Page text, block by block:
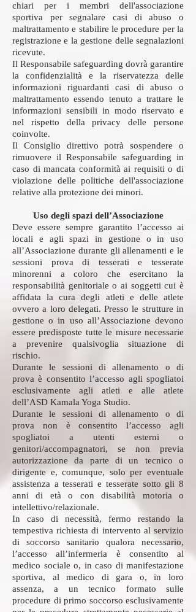
chiari per i membri dell'associazione
sportiva per segnalare casi di abuso o
maltrattamento e stabilire le procedure per la
registrazione e la gestione delle segnalazioni
ricevute.
Il Responsabile safeguarding dovrà garantire
la confidenzialità e la riservatezza delle
informazioni riguardanti casi di abuso o
maltrattamento essendo tenuto a trattare le
informazioni sensibili in modo riservato e
nel rispetto della privacy delle persone
coinvolte.
Il Consiglio direttivo potrà sospendere o
rimuovere il Responsabile safeguarding in
caso di mancata conformità ai requisiti o di
violazione delle politiche dell'associazione
relative alla protezione dei minori.
Uso degli spazi dell’Associazione
Deve essere sempre garantito l’accesso ai
locali e agli spazi in gestione o in uso
all’Associazione durante gli allenamenti e le
sessioni prova di tesserati e tesserate
minorenni a coloro che esercitano la
responsabilità genitoriale o ai soggetti cui è
affidata la cura degli atleti e delle atlete
ovvero a loro delegati. Presso le strutture in
gestione o in uso all’Associazione devono
essere predisposte tutte le misure necessarie
a prevenire qualsivoglia situazione di
rischio.
Durante le sessioni di allenamento o di
prova è consentito l’accesso agli spogliatoi
esclusivamente agli atleti e alle atlete
dell’ASD Kamala Yoga Studio.
Durante le sessioni di allenamento o di
prova non è consentito l’accesso agli
spogliatoi a utenti esterni o
genitori/accompagnatori, se non previa
autorizzazione da parte di un tecnico o
dirigente e, comunque, solo per eventuale
assistenza a tesserati e tesserate sotto gli 8
anni di età o con disabilità motoria o
intellettivo/relazionale.
In caso di necessità, fermo restando la
tempestiva richiesta di intervento al servizio
di soccorso sanitario qualora necessario,
l’accesso all’infermeria è consentito al
medico sociale o, in caso di manifestazione
sportiva, al medico di gara o, in loro
assenza, a un tecnico formato sulle
procedure di primo soccorso esclusivamente